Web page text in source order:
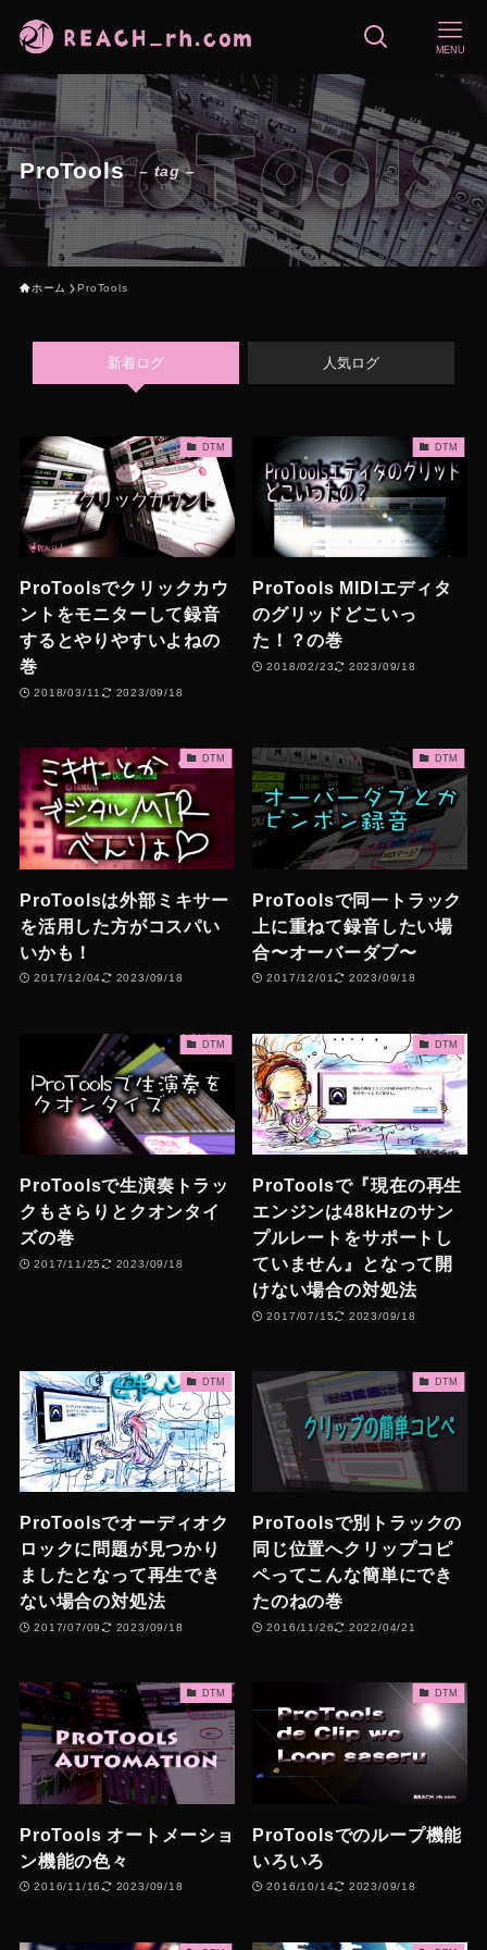
MENU
ProTools – tag –
ホーム ProTools
新着ログ 人気ログ
DTM
ProToolsでクリックカウ
ントをモニターして録音
するとやりやすいよねの
巻
2018/03/11 2023/09/18
DTM
ProTools MIDIエディタ
のグリッドどこいっ
た！？の巻
2018/02/23 2023/09/18
DTM
ProToolsは外部ミキサー
を活用した方がコスパい
いかも！
2017/12/04 2023/09/18
DTM
ProToolsで同一トラック
上に重ねて録音したい場
合〜オーバーダブ〜
2017/12/01 2023/09/18
DTM
ProToolsで生演奏トラッ
クもさらりとクオンタイ
ズの巻
2017/11/25 2023/09/18
DTM
ProToolsで『現在の再生
エンジンは48kHzのサン
プルレートをサポートし
ていません』となって開
けない場合の対処法
2017/07/15 2023/09/18
DTM
ProToolsでオーディオク
ロックに問題が見つかり
ましたとなって再生でき
ない場合の対処法
2017/07/09 2023/09/18
DTM
ProToolsで別トラックの
同じ位置へクリップコピ
ペってこんな簡単にでき
たのねの巻
2016/11/26 2022/04/21
DTM
ProTools オートメーショ
ン機能の色々
2016/11/16 2023/09/18
DTM
ProToolsでのループ機能
いろいろ
2016/10/14 2023/09/18